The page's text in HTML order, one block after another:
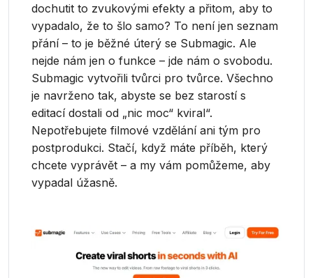
dochutit to zvukovými efekty a přitom, aby to
vypadalo, že to šlo samo? To není jen seznam
přání – to je běžné úterý se Submagic. Ale
nejde nám jen o funkce – jde nám o svobodu.
Submagic vytvořili tvůrci pro tvůrce. Všechno
je navrženo tak, abyste se bez starostí s
editací dostali od „nic moc“ kviral“.
Nepotřebujete filmové vzdělání ani tým pro
postprodukci. Stačí, když máte příběh, který
chcete vyprávět – a my vám pomůžeme, aby
vypadal úžasně.